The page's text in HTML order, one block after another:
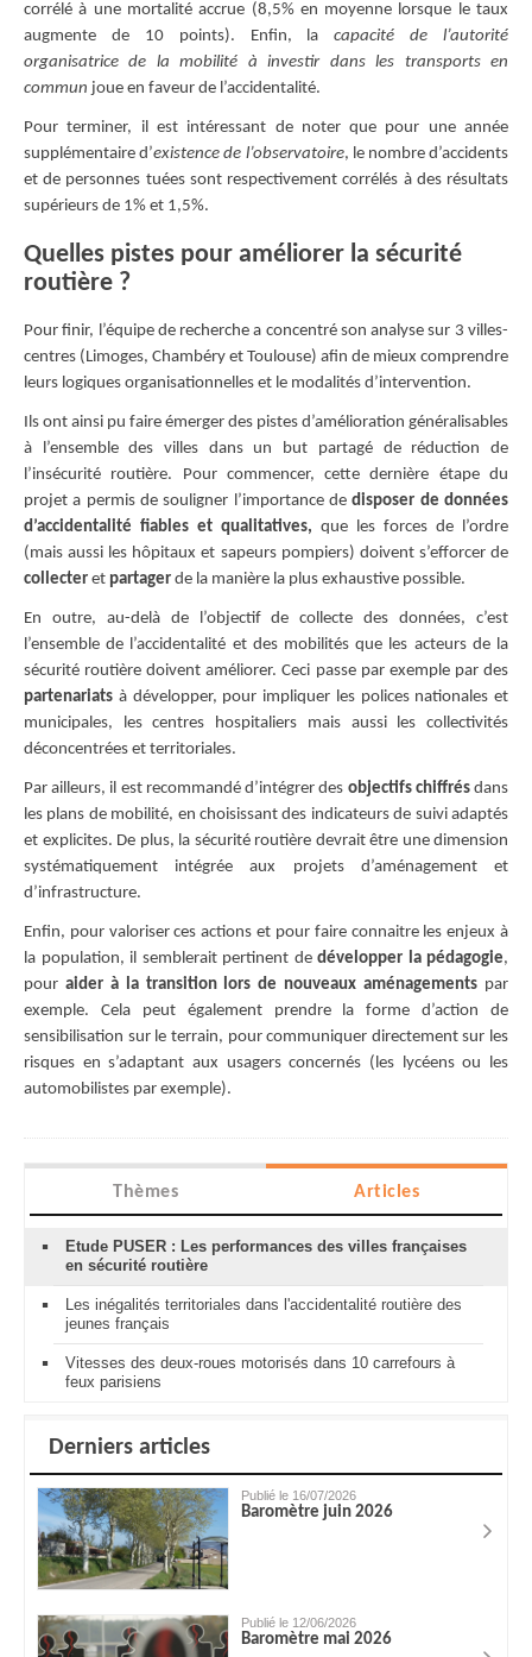
corrélé à une mortalité accrue (8,5% en moyenne lorsque le taux
augmente de 10 points). Enfin, lacapacité de l’autorité
organisatrice de la mobilité à investir dans les transports en
commun joue en faveur de l’accidentalité.
Pour terminer, il est intéressant de noter que pour une année
supplémentaire d’existence de l’observatoire, le nombre d’accidents
et de personnes tuées sont respectivement corrélés à des résultats
supérieurs de 1% et 1,5%.
Quelles pistes pour améliorer la sécurité
routière ?
Pour finir, l’équipe de recherche a concentré son analyse sur 3 villes-
centres (Limoges, Chambéry et Toulouse) afin de mieux comprendre
leurs logiques organisationnelles et le modalités d’intervention.
Ils ont ainsi pu faire émerger des pistes d’amélioration généralisables
à l’ensemble des villes dans un but partagé de réduction de
l’insécurité routière. Pour commencer, cette dernière étape du
projet a permis de souligner l’importance dedisposer de données
d’accidentalité fiables et qualitatives, que les forces de l’ordre
(mais aussi les hôpitaux et sapeurs pompiers) doivent s’efforcer de
collecter et partager de la manière la plus exhaustive possible.
En outre, au-delà de l’objectif de collecte des données, c’est
l’ensemble de l’accidentalité et des mobilités que les acteurs de la
sécurité routière doivent améliorer. Ceci passe par exemple par des
partenariats à développer, pour impliquer les polices nationales et
municipales, les centres hospitaliers mais aussi les collectivités
déconcentrées et territoriales.
Par ailleurs, il est recommandé d’intégrer des objectifs chiffrésdans
les plans de mobilité, en choisissant des indicateurs de suivi adaptés
et explicites. De plus, la sécurité routière devrait être une dimension
systématiquement intégrée aux projets d’aménagement et
d’infrastructure.
Enfin, pour valoriser ces actions et pour faire connaitre les enjeux à
la population, il semblerait pertinent de développer la pédagogie,
pour aider à la transition lors de nouveaux aménagements par
exemple. Cela peut également prendre la forme d’action de
sensibilisation sur le terrain, pour communiquer directement sur les
risques en s’adaptant aux usagers concernés (les lycéens ou les
automobilistes par exemple).
Thèmes Articles
Etude PUSER : Les performances des villes françaises
en sécurité routière
Les inégalités territoriales dans l'accidentalité routière des
jeunes français
Vitesses des deux-roues motorisés dans 10 carrefours à
feux parisiens
Derniers articles
Publié le 16/07/2026
Baromètre juin 2026
Publié le 12/06/2026
Baromètre mai 2026